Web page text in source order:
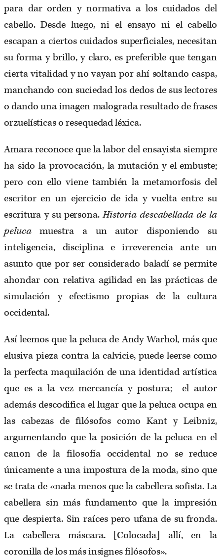
para dar orden y normativa a los cuidados del
cabello. Desde luego, ni el ensayo ni el cabello
escapan a ciertos cuidados superficiales, necesitan
su forma y brillo, y claro, es preferible que tengan
cierta vitalidad y no vayan por ahí soltando caspa,
manchando con suciedad los dedos de sus lectores
o dando una imagen malograda resultado de frases
orzuelísticas o resequedad léxica.
Amara reconoce que la labor del ensayista siempre
ha sido la provocación, la mutación y el embuste;
pero con ello viene también la metamorfosis del
escritor en un ejercicio de ida y vuelta entre su
escritura y su persona.Historia descabellada de la
pelucamuestra a un autor disponiendo su
inteligencia, disciplina e irreverencia ante un
asunto que por ser considerado baladí se permite
ahondar con relativa agilidad en las prácticas de
simulación y efectismo propias de la cultura
occidental.
Así leemos que la peluca de Andy Warhol, más que
elusiva pieza contra la calvicie, puede leerse como
la perfecta maquilación de una identidad artística
que es a la vez mercancía y postura; el autor
además descodifica el lugar que la peluca ocupa en
las cabezas de filósofos como Kant y Leibniz,
argumentando que la posición de la peluca en el
canon de la filosofía occidental no se reduce
únicamente a una impostura de la moda, sino que
se trata de «nada menos que la cabellera sofista. La
cabellera sin más fundamento que la impresión
que despierta. Sin raíces pero ufana de su fronda.
La cabellera máscara. [Colocada] allí, en la
coronilla de los más insignes filósofos».